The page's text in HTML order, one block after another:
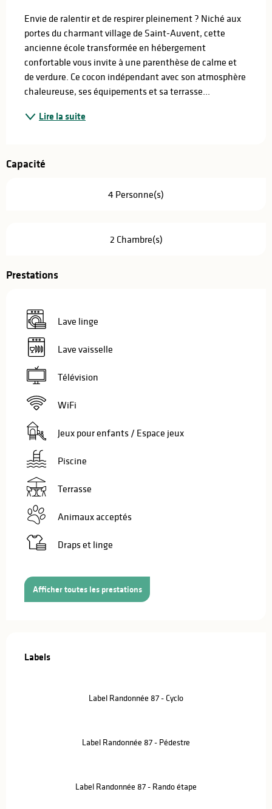
Envie de ralentir et de respirer pleinement ? Niché aux
portes du charmant village de Saint-Auvent, cette
ancienne école transformée en hébergement
confortable vous invite à une parenthèse de calme et
de verdure. Ce cocon indépendant avec son atmosphère
chaleureuse, ses équipements et sa terrasse...
Lire la suite
Capacité
4 Personne(s)
2 Chambre(s)
Prestations
Lave linge
Lave vaisselle
Télévision
WiFi
Jeux pour enfants / Espace jeux
Piscine
Terrasse
Animaux acceptés
Draps et linge
Afficher toutes les prestations
Labels
Labels
Label Randonnée 87 - Cyclo
Label Randonnée 87 - Pédestre
Label Randonnée 87 - Rando étape